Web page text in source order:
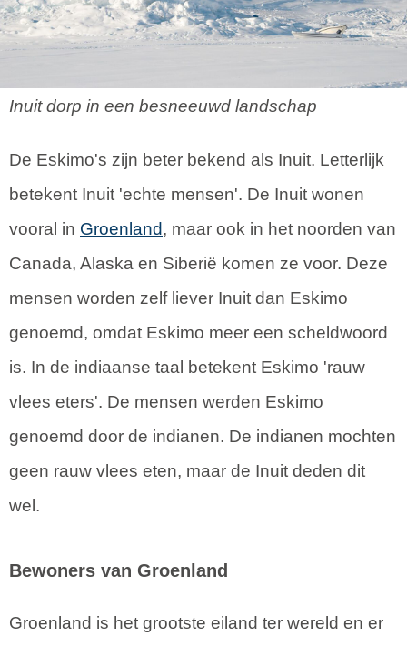
Inuit dorp in een besneeuwd landschap
De Eskimo's zijn beter bekend als Inuit. Letterlijk
betekent Inuit 'echte mensen'. De Inuit wonen
vooral in Groenland, maar ook in het noorden van
Canada, Alaska en Siberië komen ze voor. Deze
mensen worden zelf liever Inuit dan Eskimo
genoemd, omdat Eskimo meer een scheldwoord
is. In de indiaanse taal betekent Eskimo 'rauw
vlees eters'. De mensen werden Eskimo
genoemd door de indianen. De indianen mochten
geen rauw vlees eten, maar de Inuit deden dit
wel.
Bewoners van Groenland
Groenland is het grootste eiland ter wereld en er